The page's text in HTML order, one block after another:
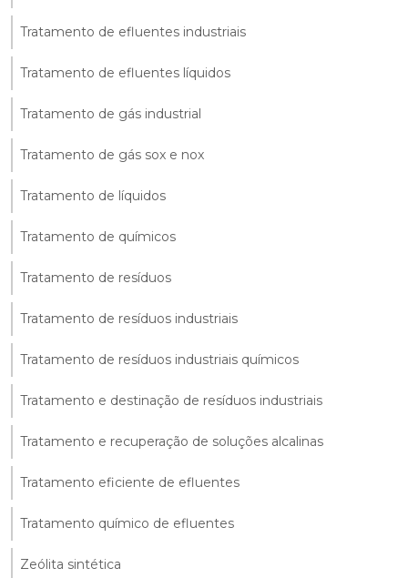
Tratamento de efluentes industriais
Tratamento de efluentes líquidos
Tratamento de gás industrial
Tratamento de gás sox e nox
Tratamento de líquidos
Tratamento de químicos
Tratamento de resíduos
Tratamento de resíduos industriais
Tratamento de resíduos industriais químicos
Tratamento e destinação de resíduos industriais
Tratamento e recuperação de soluções alcalinas
Tratamento eficiente de efluentes
Tratamento químico de efluentes
Zeólita sintética